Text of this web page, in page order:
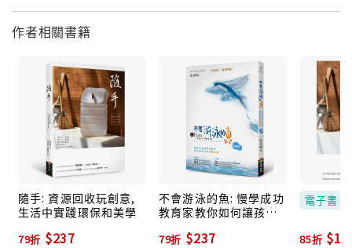
質，陪著他走上適合本性的道路，掌握機會和社會生存
法則，便能成就一輩子的競爭力。
作者相關書籍
隨手: 資源回收玩創意,
生活中實踐環保和美學
79折 $237
不會游泳的魚: 慢學成功
教育家教你如何讓孩子
79折 $237
電子書
85折